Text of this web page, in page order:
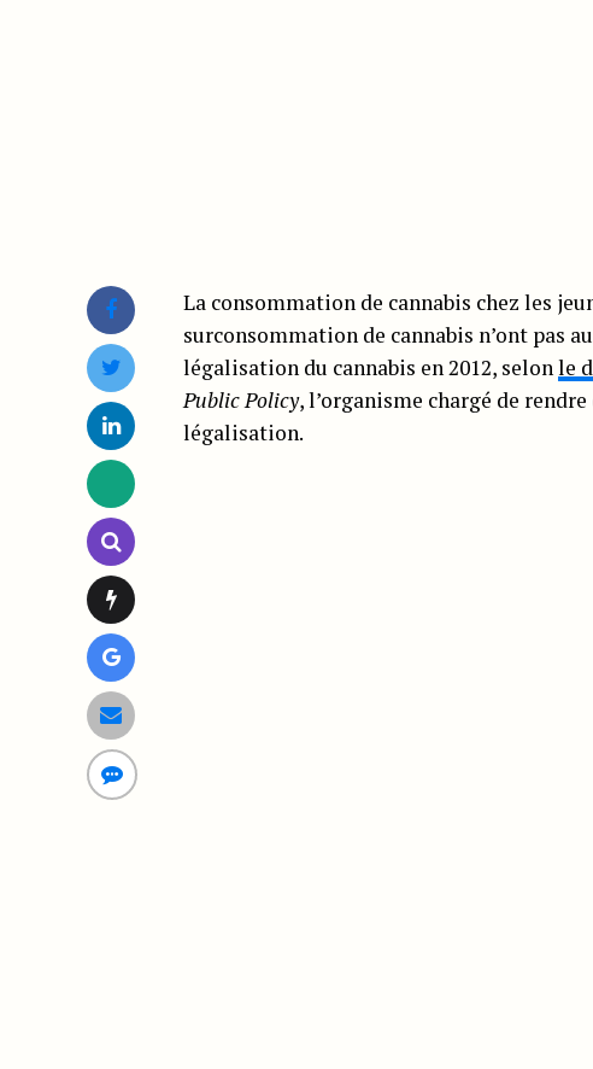
La consommation de cannabis chez les
surconsommation de cannabis n’ont pas
légalisation du cannabis en 2012, selonle
Public Policy, l’organisme chargé de
légalisation.